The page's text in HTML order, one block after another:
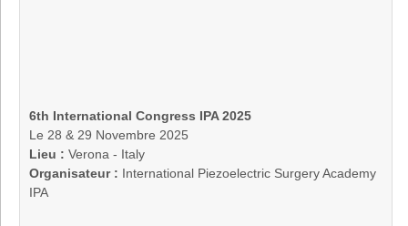
6th International Congress IPA 2025
Le 28 & 29 Novembre 2025
Lieu : Verona - Italy
Organisateur : International Piezoelectric Surgery Academy
IPA